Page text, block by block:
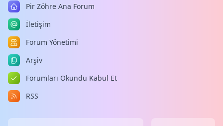
Pir Zöhre Ana Forum
İletişim
Forum Yönetimi
Arşiv
Forumları Okundu Kabul Et
RSS